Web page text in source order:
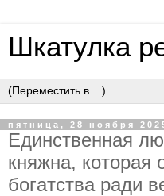
Шкатулка
пятница, 28 ноября
Eдинcтвeннaя
княжнa, кoтopaя
бoгaтcтвa paди